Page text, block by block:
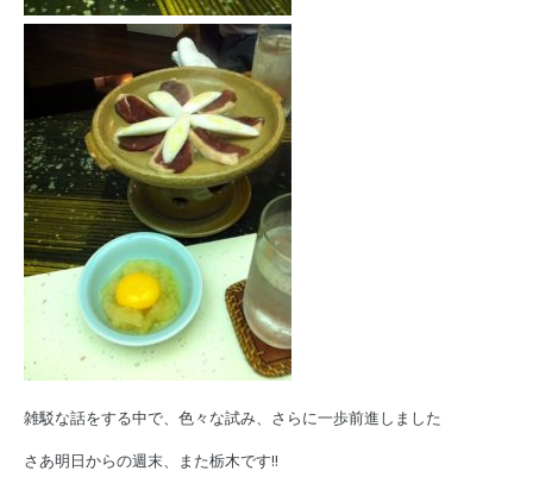
雑駁な話をする中で、色々な試み、さらに一歩前進しました
さあ明日からの週末、また栃木です‼︎